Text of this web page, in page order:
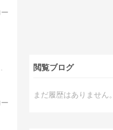
閲覧ブログ
まだ履歴はありません。